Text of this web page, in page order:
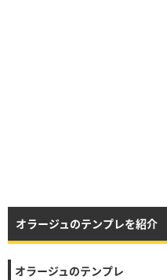
オラージュのテンプレを紹介
オラージュのテンプレ